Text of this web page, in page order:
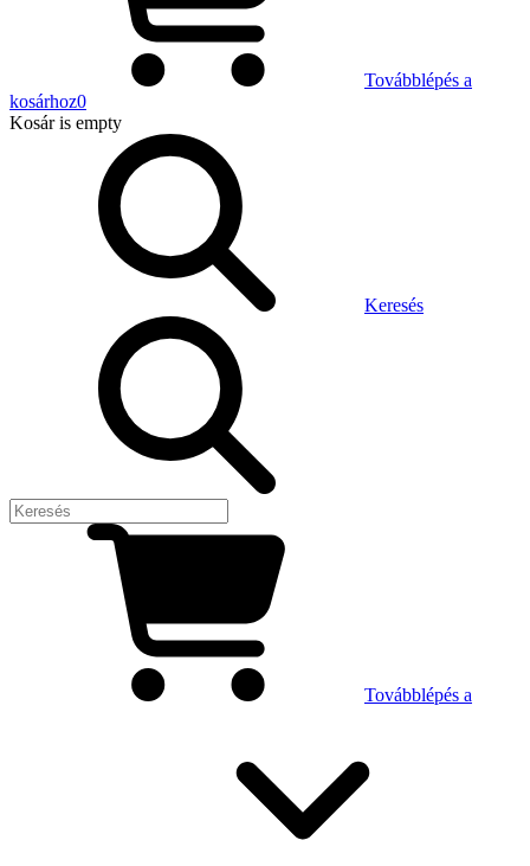
Továbblépés a
kosárhoz0
Kosáris empty
Keresés
Továbblépés a